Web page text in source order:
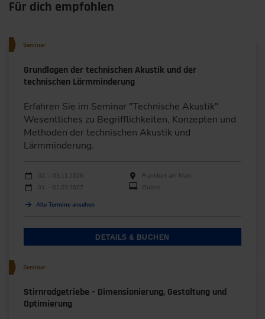
Für dich empfohlen
Seminar
Grundlagen der technischen Akustik und der
technischen Lärmminderung
Erfahren Sie im Seminar "Technische Akustik"
Wesentliches zu Begrifflichkeiten, ­Konzepten und
Methoden der technischen Akustik und
Lärmminderung.
Durchführungen
Veranstaltungsdatum Veranstaltungsort
02. – 03.11.2026
Frankfurt am Main
01. – 02.03.2027
Online
Alle Termine ansehen
DETAILS & BUCHEN
Seminar
Stirnradgetriebe – Dimensionierung, Gestaltung und
Optimierung